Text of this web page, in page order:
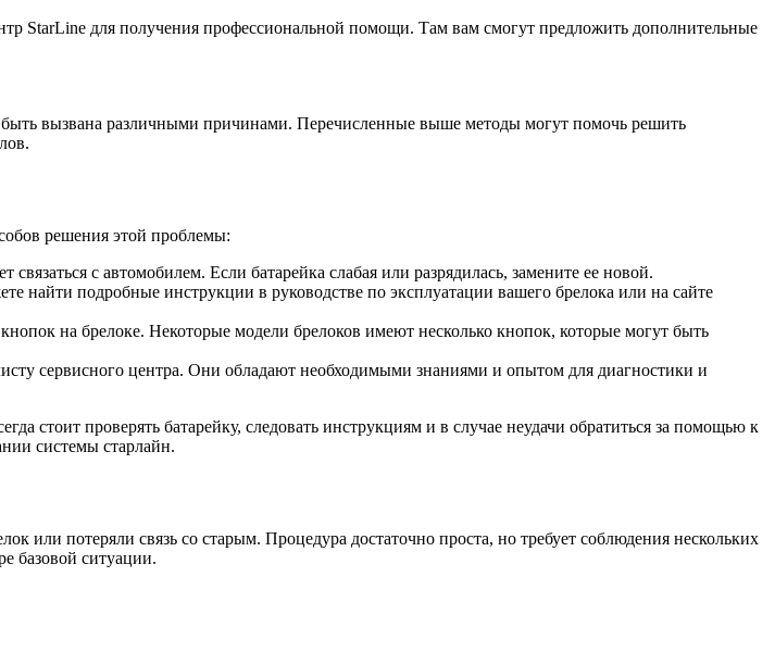
StarLine для получения профессиональной помощи. Там вам смогут предложить дополнительные
вызвана различными причинами. Перечисленные выше методы могут помочь решить
решения этой проблемы:
с автомобилем. Если батарейка слабая или разрядилась, замените ее новой.
найти подробные инструкции в руководстве по эксплуатации вашего брелока или на сайте
на брелоке. Некоторые модели брелоков имеют несколько кнопок, которые могут быть
сервисного центра. Они обладают необходимыми знаниями и опытом для диагностики и
стоит проверять батарейку, следовать инструкциям и в случае неудачи обратиться за помощью к
системы старлайн.
потеряли связь со старым. Процедура достаточно проста, но требует соблюдения нескольких
базовой ситуации.